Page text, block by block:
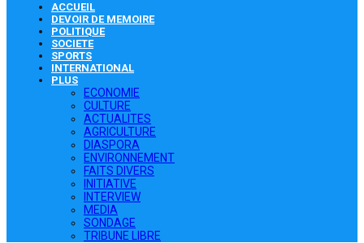
ACCUEIL
DEVOIR DE MEMOIRE
POLITIQUE
SOCIETE
SPORTS
INTERNATIONAL
PLUS
ECONOMIE
CULTURE
ACTUALITES
AGRICULTURE
DIASPORA
ENVIRONNEMENT
FAITS DIVERS
INITIATIVE
INTERVIEW
MEDIA
SONDAGE
TRIBUNE LIBRE